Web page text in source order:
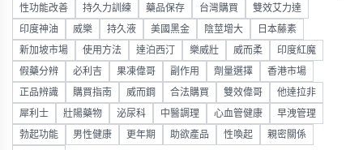
性功能改善 持久力訓練 藥品保存 台灣購買 雙效艾力達
印度神油 威樂 持久液 美國黑金 陰莖增大 日本藤素
新加坡市場 使用方法 達泊西汀 樂威壯 威而柔 印度紅魔
假藥分辨 必利吉 果凍偉哥 副作用 劑量選擇 香港市場
正品辨識 購買指南 威而鋼 合法購買 雙效偉哥 他達拉非
犀利士 壯陽藥物 泌尿科 中醫調理 心血管健康 早洩管理
勃起功能 男性健康 更年期 助欲產品 性喚起 親密關係